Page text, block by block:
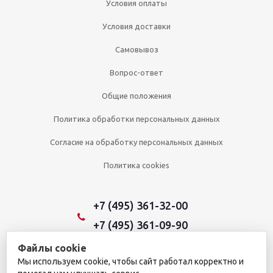
Условия оплаты
Условия доставки
Самовывоз
Вопрос-ответ
Общие положения
Политика обработки персональных данных
Согласие на обработку персональных данных
Политика cookies
+7 (495) 361-32-00
+7 (495) 361-09-90
2026 © Уникальный интернет-магазин
Файлы cookie
Мы используем cookie, чтобы сайт работал корректно и